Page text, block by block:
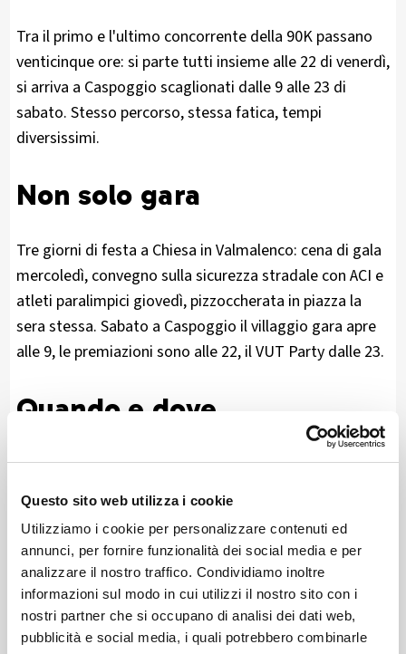
Questo sito web utilizza i cookie
Utilizziamo i cookie per personalizzare contenuti ed
annunci, per fornire funzionalità dei social media e per
analizzare il nostro traffico. Condividiamo inoltre
informazioni sul modo in cui utilizzi il nostro sito con i
nostri partner che si occupano di analisi dei dati web,
pubblicità e social media, i quali potrebbero combinarle
Tra il primo e l'ultimo concorrente della 90K passano
venticinque ore: si parte tutti insieme alle 22 di venerdì,
si arriva a Caspoggio scaglionati dalle 9 alle 23 di
sabato. Stesso percorso, stessa fatica, tempi
diversissimi.
Non solo gara
Tre giorni di festa a Chiesa in Valmalenco: cena di gala
mercoledì, convegno sulla sicurezza stradale con ACI e
atleti paralimpici giovedì, pizzoccherata in piazza la
sera stessa. Sabato a Caspoggio il villaggio gara apre
alle 9, le premiazioni sono alle 22, il VUT Party dalle 23.
Quando e dove
24-25 luglio 2026, tra Chiesa in Valmalenco, Lanzada,
Torre di Santa Maria e Caspoggio. Le iscrizioni sono
chiuse per tutte le distanze, ma gli eventi collaterali e
gli arrivi sono aperti a chiunque voglia esserci da
spettatore. Per chi vuole sentirsi parte della festa
senza dislivello, la Mini VUT di sabato alle 11 da
Lanzada è pensata anche per le famiglie.